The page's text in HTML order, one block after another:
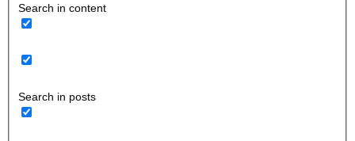
Search in content
Search in posts